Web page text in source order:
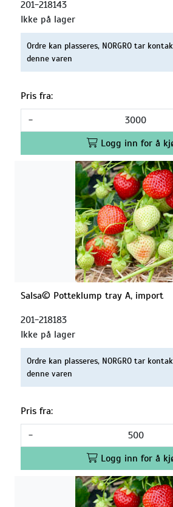
201-218143
Ikke på lager
Ordre kan plasseres, NORGRO tar
denne varen
Pris fra:
-
Logg inn for å
Salsa© Potteklump tray A, import
201-218183
Ikke på lager
Ordre kan plasseres, NORGRO tar
denne varen
Pris fra:
-
Logg inn for å